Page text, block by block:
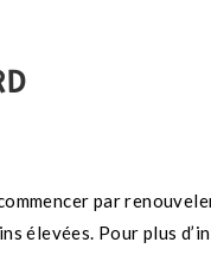
par
élevées. Pour plus